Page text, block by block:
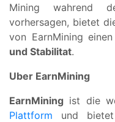
Mining wahrend
vorhersagen, bietet
von EarnMining einen
und Stabilitat.
Uber EarnMining
EarnMining ist die
Plattform und bietet